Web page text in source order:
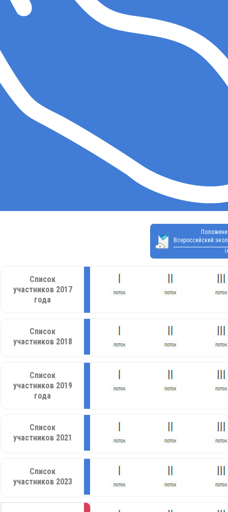
Всероссийский
Список
участников 2017
года
Список
участников 2018
Список
участников 2019
года
Список
участников 2021
Список
участников 2023